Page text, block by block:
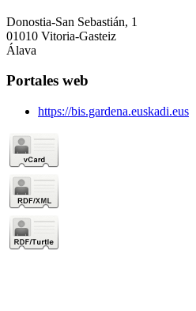
Donostia-San Sebastián, 1
01010 Vitoria-Gasteiz
Álava
Portales web
https://bis.gardena.euskadi.eus